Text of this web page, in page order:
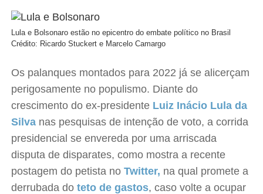
Lula e Bolsonaro estão no epicentro do embate político no Brasil
Crédito: Ricardo Stuckert e Marcelo Camargo
Os palanques montados para 2022 já se alicerçam
perigosamente no populismo. Diante do
crescimento do ex-presidente Luiz Inácio Lula da
Silva nas pesquisas de intenção de voto, a corrida
presidencial se envereda por uma arriscada
disputa de disparates, como mostra a recente
postagem do petista noTwitter, na qual promete a
derrubada doteto de gastos, caso volte a ocupar